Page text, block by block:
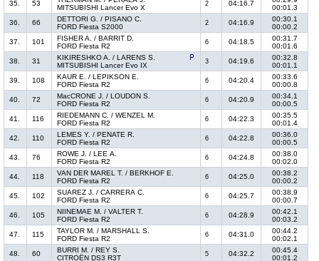
35.
53
MITSUBISHI Lancer Evo X
2 04:16.7
00:01.3
36.
66
DETTORI G. / PISANO C.
FORD Fiesta S2000
2 04:16.9
00:30.1
00:00.2
37.
101
FISHER A. / BARRIT D.
FORD Fiesta R2
6 04:18.5
00:31.7
00:01.6
38.
31
KIKIRESHKO A. / LARENS S.
MITSUBISHI Lancer Evo IX
3 04:19.6
00:32.8
00:01.1
39.
108
KAUR E. / LEPIKSON E.
FORD Fiesta R2
6 04:20.4
00:33.6
00:00.8
40.
72
MacCRONE J. / LOUDON S.
FORD Fiesta R2
6 04:20.9
00:34.1
00:00.5
41.
116
RIEDEMANN C. / WENZEL M.
FORD Fiesta R2
6 04:22.3
00:35.5
00:01.4
42.
110
LEMES Y. / PENATE R.
FORD Fiesta R2
6 04:22.8
00:36.0
00:00.5
43.
76
ROWE J. / LEE A.
FORD Fiesta R2
6 04:24.8
00:38.0
00:02.0
44.
118
VAN DER MAREL T. / BERKHOF E.
FORD Fiesta R2
6 04:25.0
00:38.2
00:00.2
45.
102
SUAREZ J. / CARRERA C.
FORD Fiesta R2
6 04:25.7
00:38.9
00:00.7
46.
105
NIINEMAE M. / VALTER T.
FORD Fiesta R2
6 04:28.9
00:42.1
00:03.2
47.
115
TAYLOR M. / MARSHALL S.
FORD Fiesta R2
6 04:31.0
00:44.2
00:02.1
48.
60
BURRI M. / REY S.
CITROËN DS3 R3T
5 04:32.2
00:45.4
00:01.2